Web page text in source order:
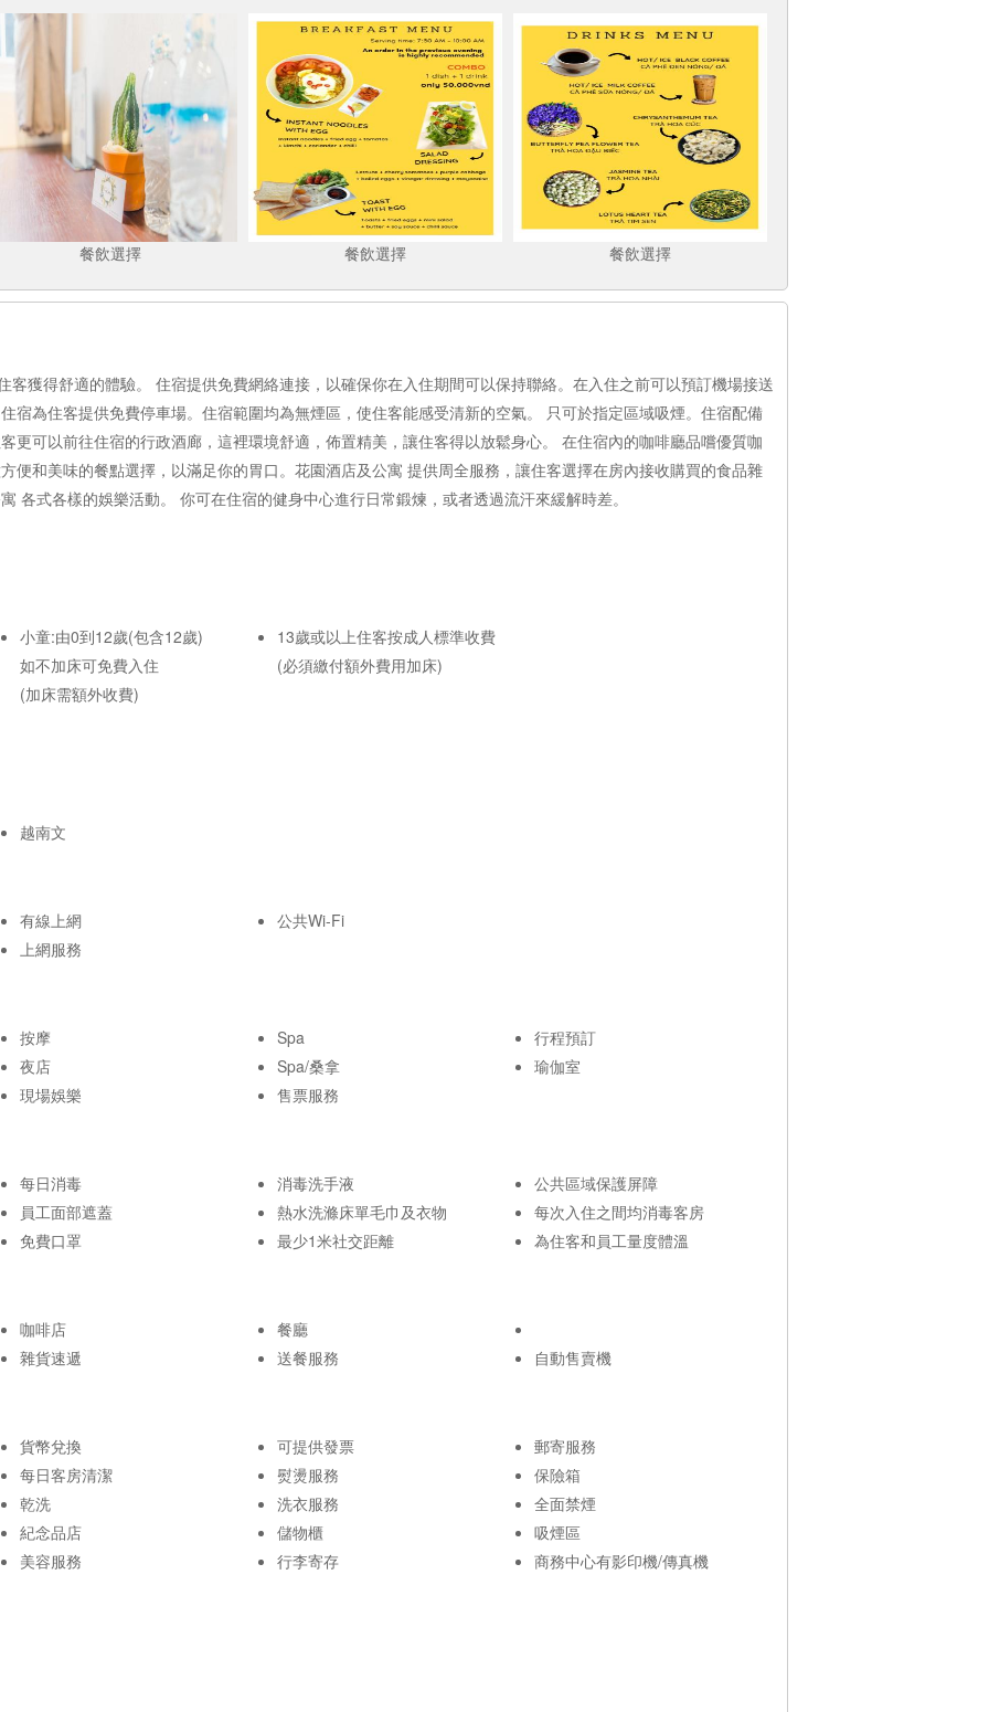
餐飲選擇 餐飲選擇 餐飲選擇
客獲得舒適的體驗。 住宿提供免費網絡連接，以確保你在入住期間可以保持聯絡。在入住之前可以預訂機場接送
宿為住客提供免費停車場。住宿範圍均為無煙區，使住客能感受清新的空氣。 只可於指定區域吸煙。住宿配備
更可以前往住宿的行政酒廊，這裡環境舒適，佈置精美，讓住客得以放鬆身心。 在住宿內的咖啡廳品嚐優質咖
便和美味的餐點選擇，以滿足你的胃口。花園酒店及公寓 提供周全服務，讓住客選擇在房內接收購買的食品雜
各式各樣的娛樂活動。 你可在住宿的健身中心進行日常鍛煉，或者透過流汗來緩解時差。
小童:由0到12歲(包含12歲)
如不加床可免費入住
(加床需額外收費)
13歲或以上住客按成人標準收費
(必須繳付額外費用加床)
越南文
有線上網
上網服務
公共Wi-Fi
按摩
夜店
現場娛樂
Spa
Spa/桑拿
售票服務
行程預訂
瑜伽室
每日消毒
員工面部遮蓋
免費口罩
消毒洗手液
熱水洗滌床單毛巾及衣物
最少1米社交距離
公共區域保護屏障
每次入住之間均消毒客房
為住客和員工量度體溫
咖啡店
雜貨速遞
餐廳
送餐服務
自動售賣機
貨幣兌換
每日客房清潔
乾洗
紀念品店
美容服務
可提供發票
熨燙服務
洗衣服務
儲物櫃
行李寄存
郵寄服務
保險箱
全面禁煙
吸煙區
商務中心有影印機/傳真機